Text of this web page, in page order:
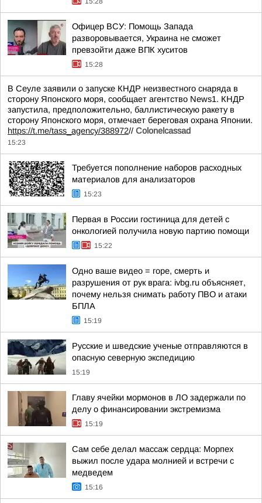
Офицер ВСУ: Помощь Запада
разворовывается, Украина не сможет
превзойти даже ВПК хуситов
15:28
В Сеуле заявили о запуске КНДР неизвестного снаряда в
сторону Японского моря, сообщает агентство News1. КНДР
запустила, предположительно, баллистическую ракету в
сторону Японского моря, отмечает береговая охрана Японии.
https://t.me/tass_agency/388972// Colonelcassad
15:23
Требуется пополнение наборов расходных
материалов для анализаторов
15:23
Первая в России гостиница для детей с
онкологией получила новую партию помощи
15:22
Одно ваше видео = горе, смерть и
разрушения от рук врага: ivbg.ru объясняет,
почему нельзя снимать работу ПВО и атаки
БПЛА
15:19
Русские и шведские ученые отправляются в
опасную северную экспедицию
15:19
Главу ячейки мормонов в ЛО задержали по
делу о финансировании экстремизма
15:19
Сам себе делал массаж сердца: Морпех
выжил после удара молнией и встречи с
медведем
15:16